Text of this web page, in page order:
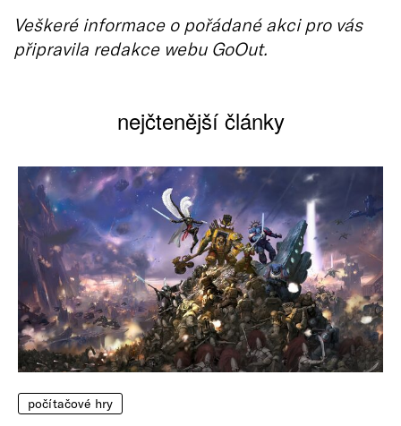
Veškeré informace o pořádané akci pro vás
připravila redakce webu GoOut.
nejčtenější články
počítačové hry